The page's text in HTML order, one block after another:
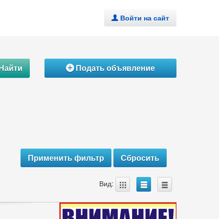
. Войти на сайт
ÁПодать объявление
Вид: A B C